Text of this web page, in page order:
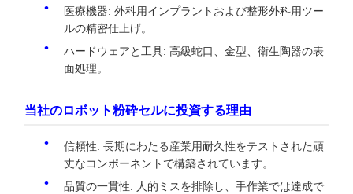
医療機器: 外科用インプラントおよび整形外科用ツー
ルの精密仕上げ。
ハードウェアと工具: 高級蛇口、金型、衛生陶器の表
面処理。
当社のロボット粉砕セルに投資する理由
信頼性: 長期にわたる産業用耐久性をテストされた頑
丈なコンポーネントで構築されています。
品質の一貫性: 人的ミスを排除し、手作業では達成で